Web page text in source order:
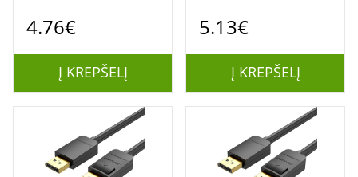
2.0m juodas
4.76€
Į KREPŠELĮ
to HDMI 1.5m juodas
5.13€
Į KREPŠELĮ